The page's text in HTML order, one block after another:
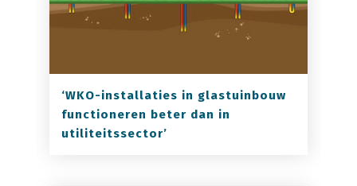
‘WKO-installaties in glastuinbouw
functioneren beter dan in
utiliteitssector’